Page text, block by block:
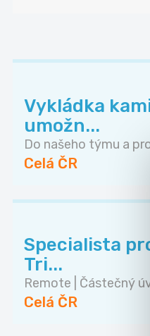
Vykládka
umožn...
Do našeho týmu a
Celá ČR
Specialista
Tri...
Remote | Částečný
Celá ČR